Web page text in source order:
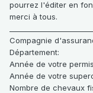
pourrez l'éditer en
merci à tous.
Compagnie
Département:
Année de votre permis
Année de votre
Nombre de chevaux